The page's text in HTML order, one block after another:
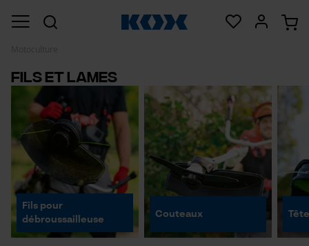
Fils et lames
Fils pour
débroussailleuse
Couteaux